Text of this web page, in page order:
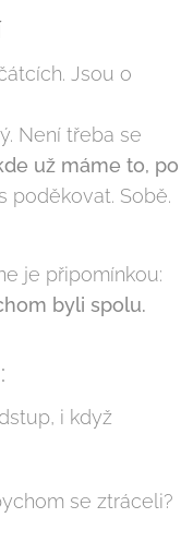
Jsou o
Není třeba se
už máme to, po
poděkovat. Sobě.
je připomínkou:
byli spolu.
i když
se ztráceli?